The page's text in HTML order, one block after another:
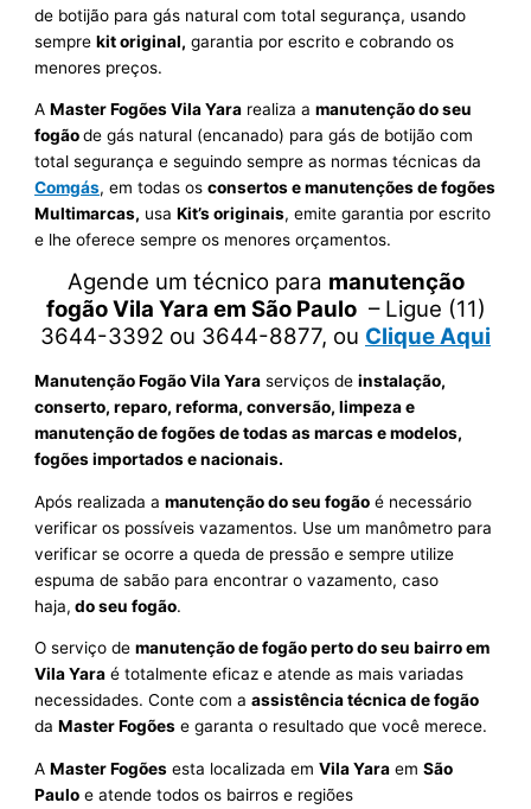
de botijão para gás natural com total segurança, usando
semprekit original, garantia por escrito e cobrando os
menores preços.
AMaster Fogões Vila Yara realiza amanutenção do seu
fogãode gás natural (encanado) para gás de botijão com
total segurança e seguindo sempre as normas técnicas da
Comgás, em todas osconsertos e manutenções de fogões
Multimarcas, usaKit’s originais, emite garantia por escrito
e lhe oferece sempre os menores orçamentos.
Agende um técnico para manutenção
fogão Vila Yara em São Paulo– Ligue (11)
3644-3392 ou 3644-8877, ou Clique Aqui
Manutenção Fogão Vila Yara serviços deinstalação,
conserto, reparo, reforma, conversão, limpeza e
manutenção de fogões de todas as marcas e modelos,
fogões importados e nacionais.
Após realizada amanutenção do seu fogão é necessário
verificar os possíveis vazamentos. Use um manômetro para
verificar se ocorre a queda de pressão e sempre utilize
espuma de sabão para encontrar o vazamento, caso
haja, do seu fogão.
O serviço demanutenção de fogão perto do seu bairro em
Vila Yara é totalmente eficaz e atende as mais variadas
necessidades. Conte com aassistência técnica de fogão
daMaster Fogões e garanta o resultado que você merece.
AMaster Fogões esta localizada emVila Yara emSão
Paulo e atende todos os bairros e regiões